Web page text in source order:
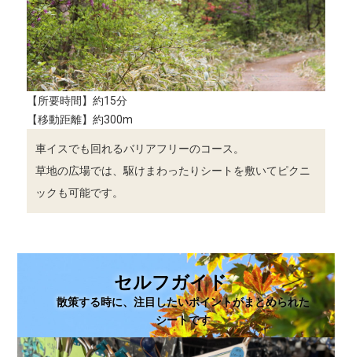
【所要時間】約15分
【移動距離】約300m
車イスでも回れるバリアフリーのコース。
草地の広場では、駆けまわったりシートを敷いてピクニ
ックも可能です。
セルフガイド
散策する時に、注目したいポイントがまとめられた
シートです